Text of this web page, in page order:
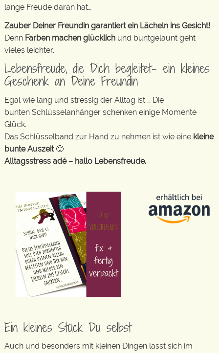
lange Freude daran hat…
Zauber Deiner Freundin garantiert ein Lächeln ins Gesicht!
Denn Farben machen glücklich und buntgelaunt geht
vieles leichter.
Lebensfreude, die Dich begleitet- ein kleines
Geschenk an Deine Freundin
Egal wie lang und stressig der Alltag ist … Die
bunten Schlüsselanhänger schenken einige Momente
Glück.
Das Schlüsselband zur Hand zu nehmen ist wie eine kleine
bunte Auszeit🙂
Alltagsstress adé – hallo Lebensfreude.
Ein kleines Stück Du selbst
Auch und besonders mit kleinen Dingen lässt sich im